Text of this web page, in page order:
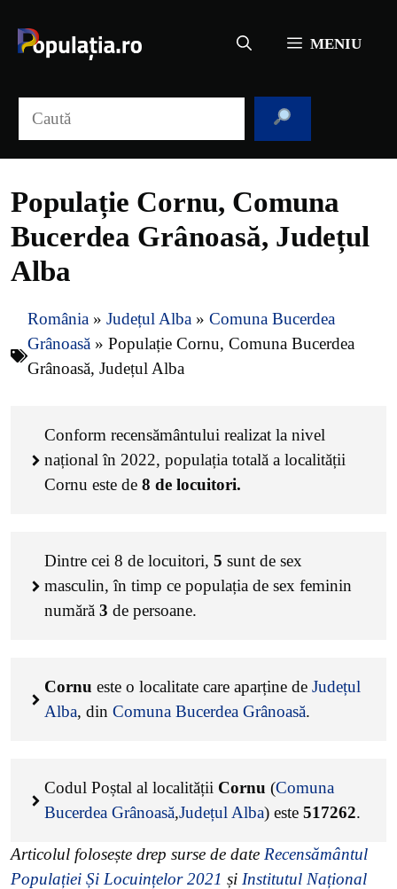
conținut
MENIU
Populație Cornu, Comuna
Bucerdea Grânoasă, Județul
Alba
România » Județul Alba » Comuna Bucerdea
Grânoasă » Populație Cornu, Comuna Bucerdea
Grânoasă, Județul Alba
Conform recensământului realizat la nivel
național în 2022, populația totală a localității
Cornu este de 8 de locuitori.
Dintre cei 8 de locuitori, 5 sunt de sex
masculin, în timp ce populația de sex feminin
numără 3 de persoane.
Cornu este o localitate care aparține de Județul
Alba, din Comuna Bucerdea Grânoasă.
Codul Poștal al localității Cornu (Comuna
Bucerdea Grânoasă,Județul Alba) este 517262.
Articolul folosește drep surse de date Recensământul
Populației Și Locuințelor 2021 și Institutul Național